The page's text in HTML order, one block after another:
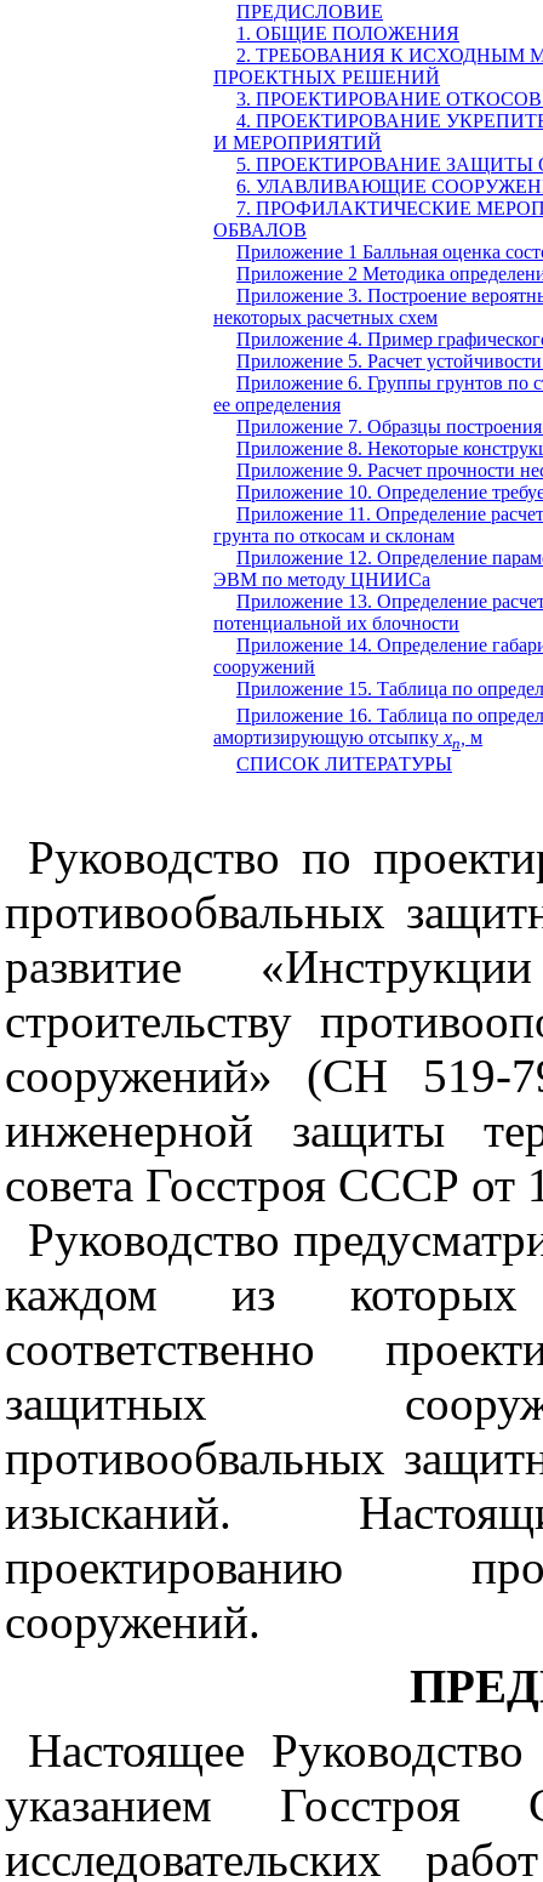
ПРЕДИСЛОВИЕ
1. ОБЩИЕ ПОЛОЖЕНИЯ
2. ТРЕБОВАНИЯ К ИСХОДНЫМ
ПРОЕКТНЫХ РЕШЕНИЙ
3. ПРОЕКТИРОВАНИЕ
4. ПРОЕКТИРОВАНИЕ
И МЕРОПРИЯТИЙ
5. ПРОЕКТИРОВАНИЕ
6. УЛАВЛИВАЮЩИЕ
7. ПРОФИЛАКТИЧЕСКИЕ
ОБВАЛОВ
Приложение 1 Балльная оценка
Приложение 2 Методика
Приложение 3. Построение
некоторых расчетных схем
Приложение 4. Пример
Приложение 5. Расчет
Приложение 6. Группы грунтов по
ее определения
Приложение 7. Образцы
Приложение 8. Некоторые
Приложение 9. Расчет прочности
Приложение 10. Определение
Приложение 11. Определение
грунта по откосам и склонам
Приложение 12. Определение
ЭВМ по методу ЦНИИСа
Приложение 13. Определение
потенциальной их блочности
Приложение 14. Определение
сооружений
Приложение 15. Таблица по
Приложение 16. Таблица по
амортизирующую отсыпкухn м
СПИСОК ЛИТЕРАТУРЫ
Руководство по
противообвальных
развитие
строительству
сооружений» (СН 519-
инженерной защиты
совета Госстроя СССР от
Руководство
каждом из которых
соответственно
защитных
противообвальных
изысканий.
проектированию
сооружений.
Настоящее
указанием
исследовательских